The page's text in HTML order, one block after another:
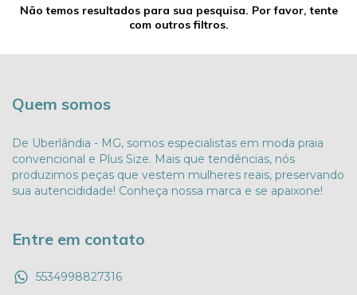
Não temos resultados para sua pesquisa. Por favor, tente
com outros filtros.
Quem somos
De Uberlândia - MG, somos especialistas em moda praia
convencional e Plus Size. Mais que tendências, nós
produzimos peças que vestem mulheres reais, preservando
sua autencididade! Conheça nossa marca e se apaixone!
Entre em contato
5534998827316